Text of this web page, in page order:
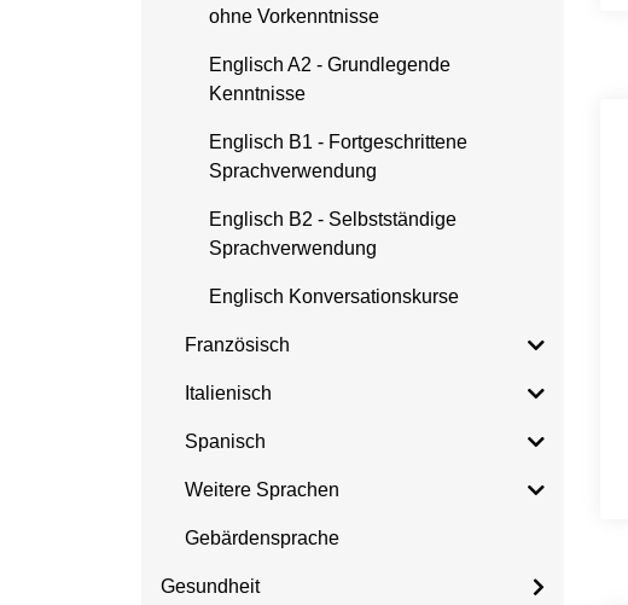
ohne Vorkenntnisse
Englisch A2 - Grundlegende
Kenntnisse
Englisch B1 - Fortgeschrittene
Sprachverwendung
Englisch B2 - Selbstständige
Sprachverwendung
Englisch Konversationskurse
Französisch
Italienisch
Spanisch
Weitere Sprachen
Gebärdensprache
Gesundheit